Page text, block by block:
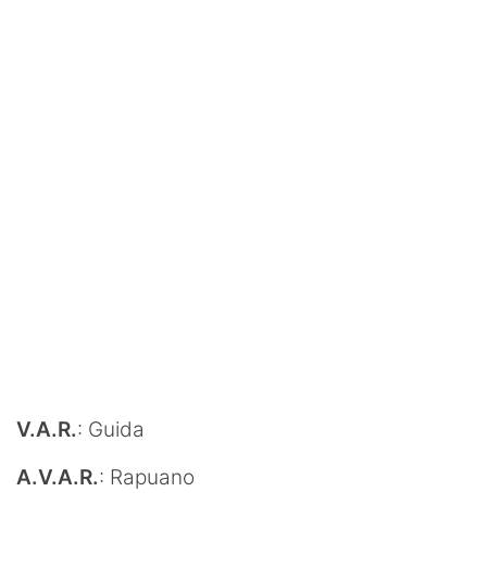
V.A.R.: Guida
A.V.A.R.: Rapuano